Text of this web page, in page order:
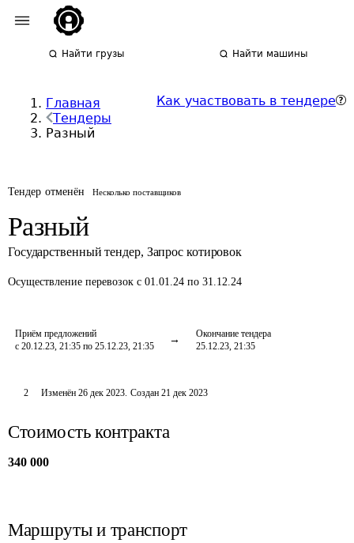
Найти грузы Найти машины
Главная
Тендеры
Разный
Как участвовать в тендере
Тендер отменён Несколько поставщиков
Разный
Государственный тендер, Запрос котировок
Осуществление перевозок с 01.01.24 по 31.12.24
Приём предложений
с 20.12.23, 21:35 по 25.12.23, 21:35
Окончание тендера
25.12.23, 21:35
2 Изменён 26 дек 2023. Создан 21 дек 2023
Стоимость контракта
340 000
Маршруты и транспорт